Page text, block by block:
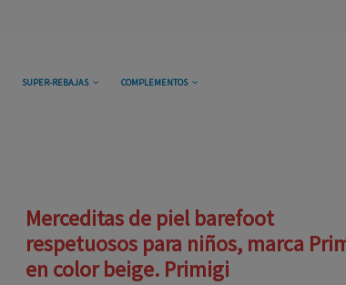
SUPER-REBAJAS COMPLEMENTOS
Merceditas de piel barefoot
respetuosos para niños, marca
en color beige. Primigi